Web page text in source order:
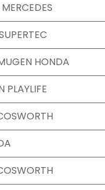
HONDA
PLAYLIFE